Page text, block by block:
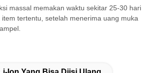
massal memakan waktu sekitar 25-30 hari
tertentu, setelah menerima uang muka